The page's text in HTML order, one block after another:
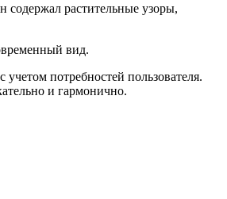
растительные узоры,
вид.
потребностей пользователя.
и гармонично.